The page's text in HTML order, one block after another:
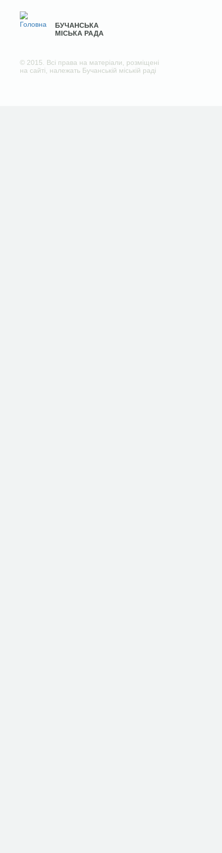
БУЧАНСЬКА
МІСЬКА РАДА
© 2015. Всі права на матеріали, розміщені
на сайті, належать Бучанській міській раді